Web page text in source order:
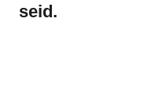
seid.